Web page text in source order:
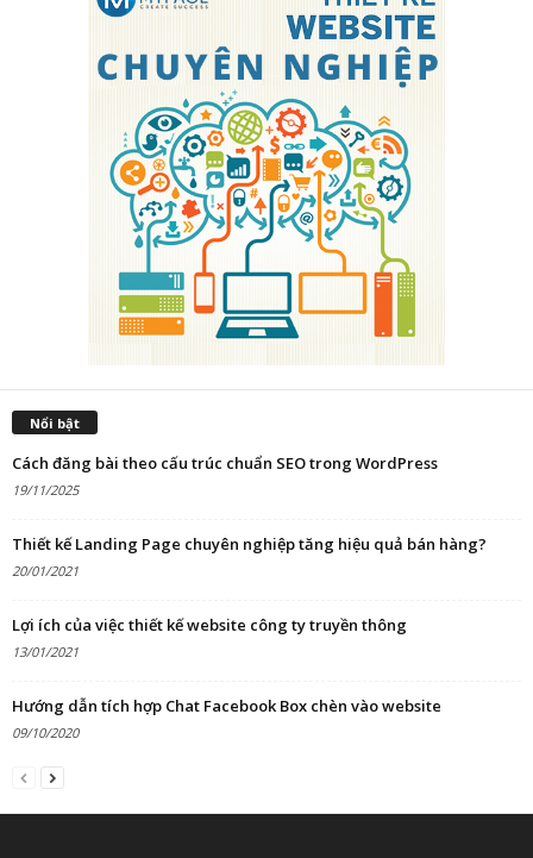
Nổi bật
Cách đăng bài theo cấu trúc chuẩn SEO trong WordPress
19/11/2025
Thiết kế Landing Page chuyên nghiệp tăng hiệu quả bán hàng?
20/01/2021
Lợi ích của việc thiết kế website công ty truyền thông
13/01/2021
Hướng dẫn tích hợp Chat Facebook Box chèn vào website
09/10/2020